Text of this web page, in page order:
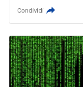
Condividi